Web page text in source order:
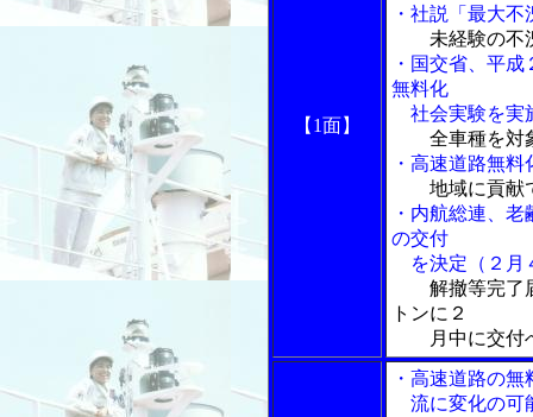
【1面】
・社説「最大
未経験の不
・国交省、平
無料化
社会実験を実
全車種を対
・高速道路無
地域に貢献
・内航総連、
の交付
を決定（２月
解撤等完了
トンに２
月中に交付
・高速道路の
流に変化の可